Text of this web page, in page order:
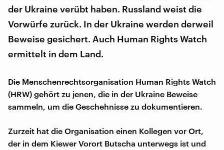
der Ukraine verübt haben. Russland weist die
Vorwürfe zurück. In der Ukraine werden derweil
Beweise gesichert. Auch Human Rights Watch
ermittelt in dem Land.
Die Menschenrechtsorganisation Human Rights Watch
(HRW) gehört zu jenen, die in der Ukraine Beweise
sammeln, um die Geschehnisse zu dokumentieren.
Zurzeit hat die Organisation einen Kollegen vor Ort,
der in dem Kiewer Vorort Butscha unterwegs ist und